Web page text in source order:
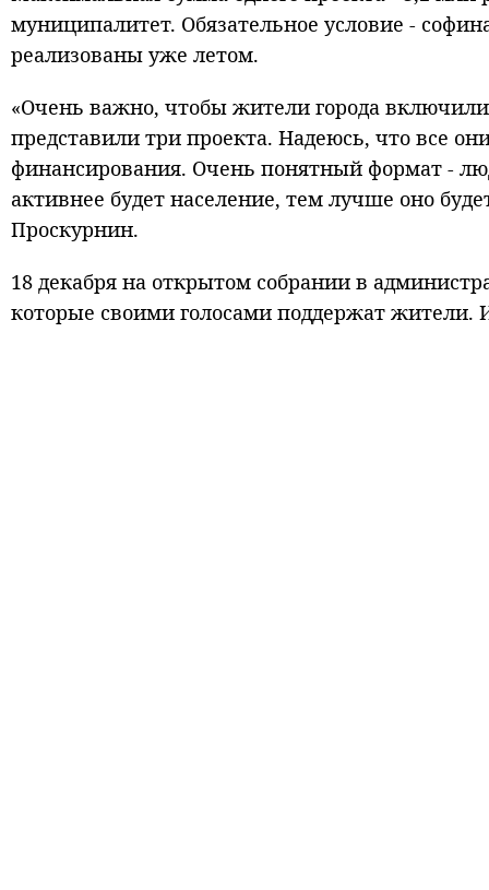
муниципалитет. Обязательное условие -
реализованы уже летом.
«Очень важно, чтобы жители города
представили три проекта. Надеюсь, что все
финансирования. Очень понятный формат -
активнее будет население, тем лучше оно
Проскурнин.
18 декабря на открытом собрании в
которые своими голосами поддержат жители.